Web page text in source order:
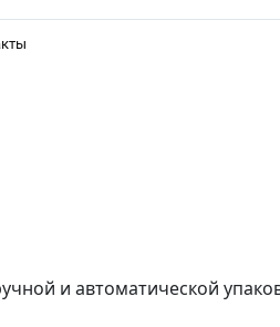
и автоматической